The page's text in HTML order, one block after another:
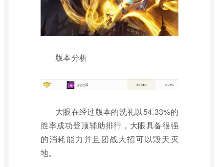
版本分析
大眼在经过版本的洗礼以54.33%的
胜率成功登顶辅助排行，大眼具备很强
的消耗能力并且团战大招可以毁天灭
地。